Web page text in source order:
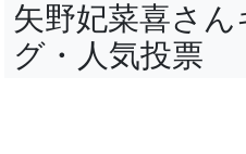
矢野妃菜喜さ
グ・人気投票